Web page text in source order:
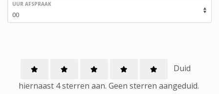
UUR AFSPRAAK
Duid
hiernaast 4 sterren aan. Geen sterren aangeduid.